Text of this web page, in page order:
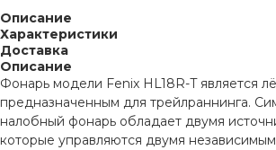
Описание
Характеристики
Доставка
Описание
Фонарь модели Fenix HL18R-T является
предназначенным для трейлраннинга.
налобный фонарь обладает двумя
которые управляются двумя